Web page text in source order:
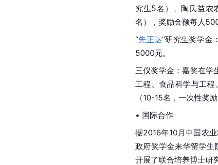
究生5名）、陶氏益农
名），奖励金额每人
“先正达”研究生奖学金
5000元。
三仪奖学金：嘉奖在学
工程、食品科学与工程
（10-15名，一次性奖
• 国际合作
据2016年10月中国农
政府奖学金来华留学生
开展了联合培养博士研